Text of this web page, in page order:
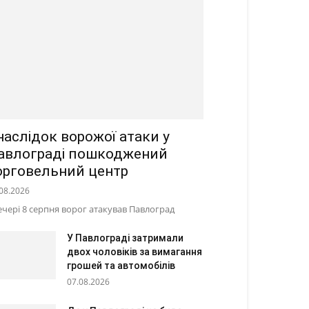
ворожої атаки у
пошкоджений
центр
8 серпня ворог атакував Павлоград
У Павлограді затримали
двох чоловіків за вимагання
грошей та автомобілів
07.08.2026